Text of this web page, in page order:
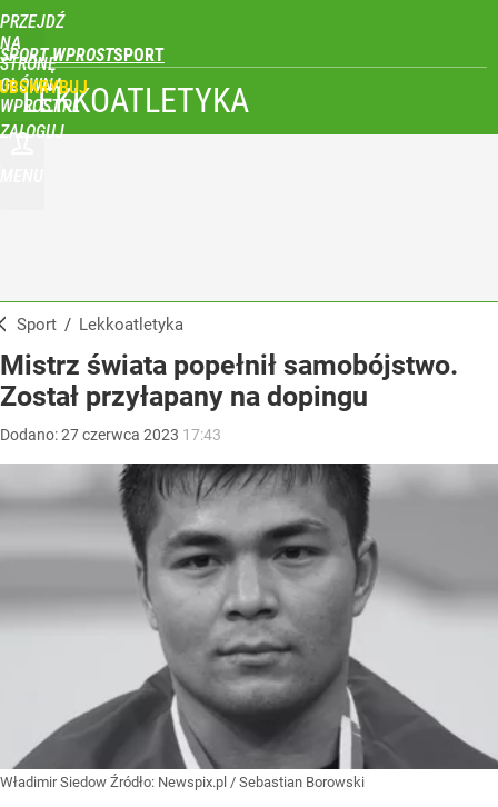
PRZEJDŹ
NA
STRONĘ
GŁÓWNĄ
WPROST.PL
SPORT WPROST
ZALOGUJ
LEKKOATLETYKA
Sport / Lekkoatletyka
Mistrz świata popełnił samobójstwo.
Został przyłapany na dopingu
Dodano:27czerwca 2023 17:43
Władimir Siedow Źródło: Newspix.pl / Sebastian Borowski